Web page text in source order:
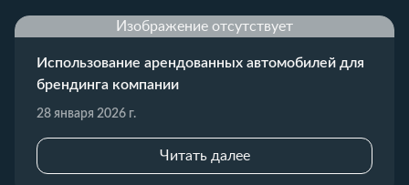
Изображение отсутствует
Использование арендованных автомобилей для
брендинга компании
28 января 2026 г.
Читать далее